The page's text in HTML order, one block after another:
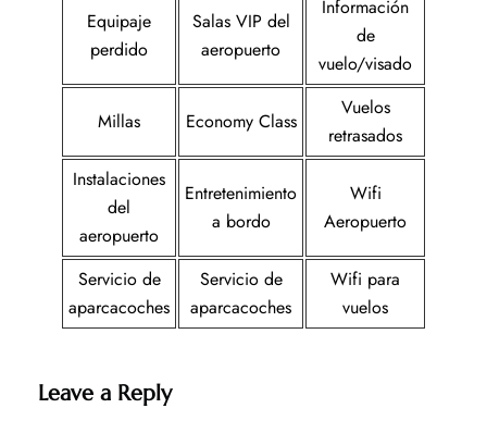
Equipaje
perdido
Salas VIP del
aeropuerto
Información
de
vuelo/visado
Millas Economy Class
Vuelos
retrasados
Instalaciones
del
aeropuerto
Entretenimiento
a bordo
Wifi
Aeropuerto
Servicio de
aparcacoches
Servicio de
aparcacoches
Wifi para
vuelos
Leave a Reply